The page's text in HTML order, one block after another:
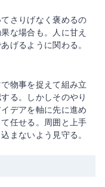
さりげなく褒めるの
な場合も。人に甘え
げるように関わる。
物事を捉えて組み立
る。しかしそのやり
デアを軸に先に進め
任せる。周囲と上手
まないよう見守る。